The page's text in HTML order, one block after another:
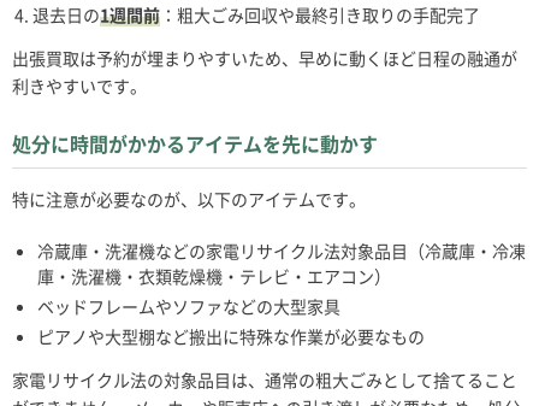
退去日の1週間前：粗大ごみ回収や最終引き取りの手配完了
出張買取は予約が埋まりやすいため、早めに動くほど日程の融通が
利きやすいです。
処分に時間がかかるアイテムを先に動かす
特に注意が必要なのが、以下のアイテムです。
冷蔵庫・洗濯機などの家電リサイクル法対象品目（冷蔵庫・冷凍
庫・洗濯機・衣類乾燥機・テレビ・エアコン）
ベッドフレームやソファなどの大型家具
ピアノや大型棚など搬出に特殊な作業が必要なもの
家電リサイクル法の対象品目は、通常の粗大ごみとして捨てること